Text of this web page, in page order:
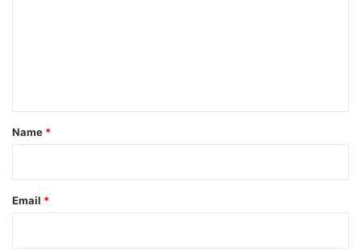
*
Name *
Email *